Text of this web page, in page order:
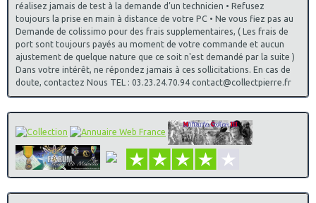
réalisez jamais de test à la demande d’un technicien • Refusez
toujours la prise en main à distance de votre PC • Ne vous fiez pas au
Demande de colissimo pour des frais supplementaires, ( Les frais de
port sont toujours payés au moment de votre commande et aucun
ajustement de quelque nature que ce soit n'est demandé par la suite )
Dans votre intérêt, ne répondez jamais à ces sollicitations. En cas de
doute, contactez Nous TEL : 03.23.24.70.94 contact@collectpierre.fr